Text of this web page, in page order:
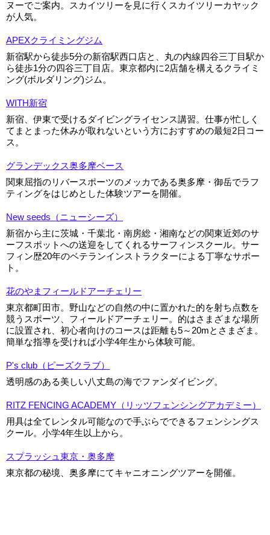
ヌーでご案内。スカイツリーを見に行くスカイツリーカヤック
が人気。
APEXクライミングジム
新宿駅から徒歩5分の新宿駅西口店と、丸の内線四谷三丁目駅か
ら徒歩1分の四谷三丁目店。東京都内に2店舗を構えるクライミ
ング(ボルダリング)ジム。
WITH新宿
新宿、伊東で受けるダイビングライセンス講習。仕事が忙しく
てまとまった休みが取れないという方におすすめの最短2日コー
ス。
グランデックス奥多摩ベース
関東屈指のリバースポーツのメッカである奥多摩・御岳でラフ
ティングをはじめとした体験ツアーを開催。
New seeds（ニューシーズ）
新宿から主に茨城・千葉北・南房総・湘南などの関東近郊のサ
ーフスポットへの送迎をしてくれるサーフィンスクール。サー
フィン歴20年のベテランインストラクターによる丁寧なサポー
ト。
花のやまフィールドアーチェリー
東京都町田市。野山などの自然の中に置かれた的を射ち点数を
競うスポーツ、フィールドアーチェリー。的はさまざまな場所
に設置され、初心者向けのコースは距離も5～20mとさまざま。
簡単な指導を受ければ小学4年生から体験可能。
P's club（ピーズクラブ）
透明感のある美しい八丈島の海でファンダイビング。
RITZ FENCING ACADEMY（リッツフェンシングアカデミー）
用具は全てレンタル可能なので手ぶらでできるフェンシングス
クール。小学4年生以上から。
スプラッシュ東京・奥多摩
東京都の秘境、奥多摩にてキャニオニングツアーを開催。